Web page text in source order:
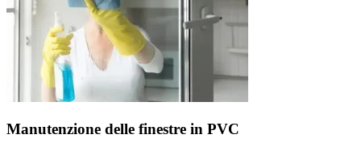
Manutenzione delle finestre in PVC